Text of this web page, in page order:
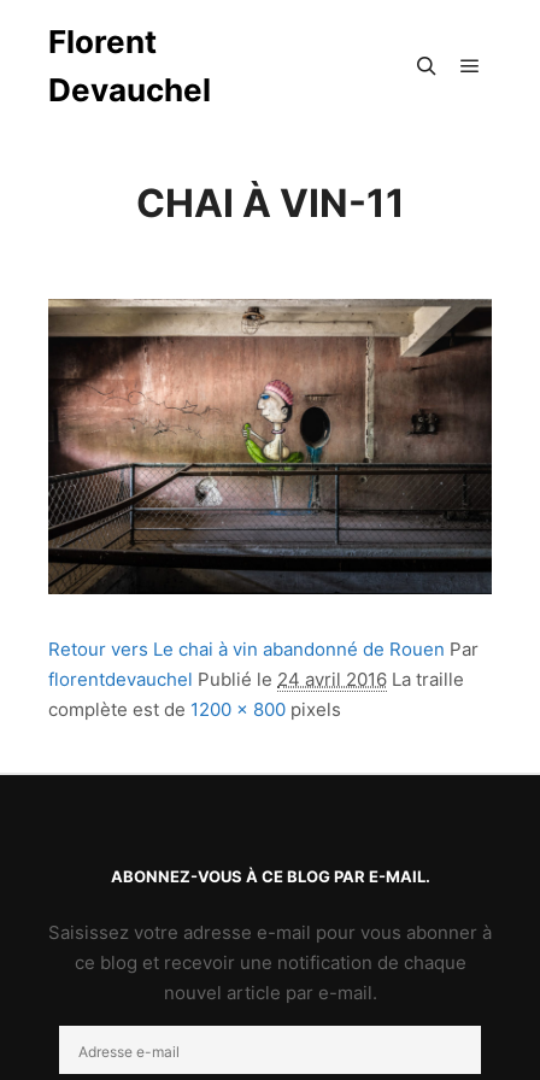
Florent
Devauchel
CHAI À VIN-11
Retour vers Le chai à vin abandonné de Rouen Par
florentdevauchel Publié le 24 avril 2016 La traille
complète est de 1200 × 800 pixels
ABONNEZ-VOUS À CE BLOG PAR E-MAIL.
Saisissez votre adresse e-mail pour vous abonner à
ce blog et recevoir une notification de chaque
nouvel article par e-mail.
e-